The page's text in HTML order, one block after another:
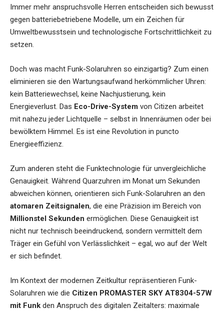
Immer mehr anspruchsvolle Herren entscheiden sich bewusst
gegen batteriebetriebene Modelle, um ein Zeichen für
Umweltbewusstsein und technologische Fortschrittlichkeit zu
setzen.
Doch was macht Funk-Solaruhren so einzigartig? Zum einen
eliminieren sie den Wartungsaufwand herkömmlicher Uhren:
kein Batteriewechsel, keine Nachjustierung, kein
Energieverlust. Das Eco-Drive-System von Citizen arbeitet
mit nahezu jeder Lichtquelle – selbst in Innenräumen oder bei
bewölktem Himmel. Es ist eine Revolution in puncto
Energieeffizienz.
Zum anderen steht die Funktechnologie für unvergleichliche
Genauigkeit. Während Quarzuhren im Monat um Sekunden
abweichen können, orientieren sich Funk-Solaruhren an den
atomaren Zeitsignalen, die eine Präzision im Bereich von
Millionstel Sekunden ermöglichen. Diese Genauigkeit ist
nicht nur technisch beeindruckend, sondern vermittelt dem
Träger ein Gefühl von Verlässlichkeit – egal, wo auf der Welt
er sich befindet.
Im Kontext der modernen Zeitkultur repräsentieren Funk-
Solaruhren wie die Citizen PROMASTER SKY AT8304-57W
mit Funk den Anspruch des digitalen Zeitalters: maximale